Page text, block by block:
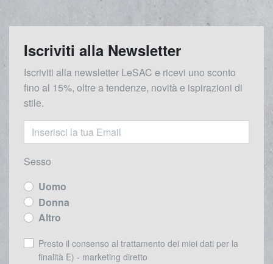
Iscriviti alla Newsletter
Iscriviti alla newsletter LeSAC e ricevi uno sconto
fino al 15%, oltre a tendenze, novità e ispirazioni di
stile.
Sesso
Uomo
Donna
Altro
Presto il consenso al trattamento dei miei dati per la
finalità E) - marketing diretto